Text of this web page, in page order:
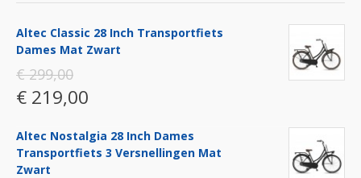
Altec Classic 28 Inch Transportfiets
Dames Mat Zwart
€ 299,00
€ 219,00
Altec Nostalgia 28 Inch Dames
Transportfiets 3 Versnellingen Mat
Zwart